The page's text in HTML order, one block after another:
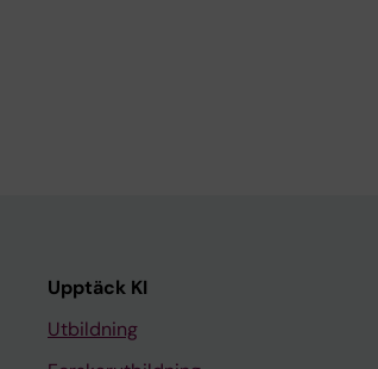
Upptäck KI
Utbildning